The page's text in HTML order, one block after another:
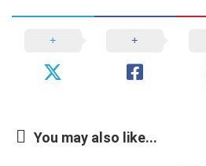
You may also like...